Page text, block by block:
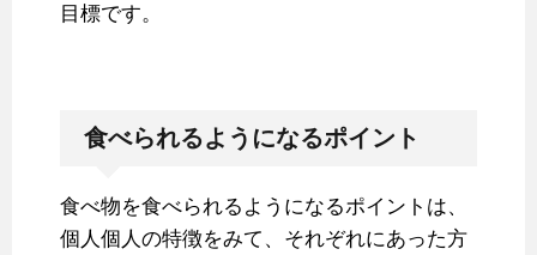
目標です。
食べられるようになるポイント
食べ物を食べられるようになるポイントは、
個人個人の特徴をみて、それぞれにあった方